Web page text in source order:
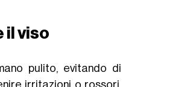
il viso
pulito, evitando di
irritazioni o rossori.